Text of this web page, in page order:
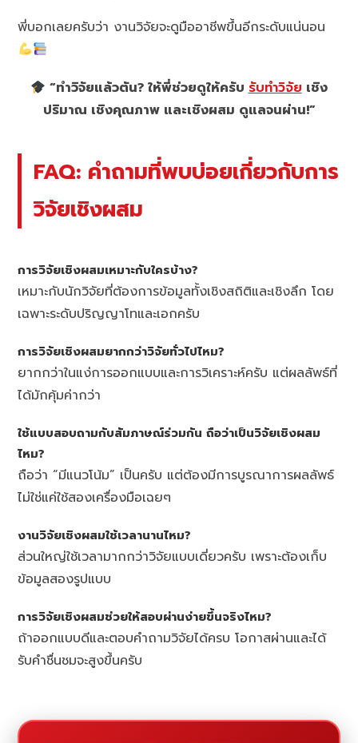
พี่บอกเลยครับว่า งานวิจัยจะดูมืออาชีพขึ้นอีกระดับแน่นอน
“ทำวิจัยแล้วตัน? ให้พี่ช่วยดูให้ครับรับทำวิจัยเชิง
ปริมาณ เชิงคุณภาพ และเชิงผสม ดูแลจนผ่าน!”
FAQ: คำถามที่พบบ่อยเกี่ยวกับการ
วิจัยเชิงผสม
การวิจัยเชิงผสมเหมาะกับใครบ้าง?
เหมาะกับนักวิจัยที่ต้องการข้อมูลทั้งเชิงสถิติและเชิงลึก โดย
เฉพาะระดับปริญญาโทและเอกครับ
การวิจัยเชิงผสมยากกว่าวิจัยทั่วไปไหม?
ยากกว่าในแง่การออกแบบและการวิเคราะห์ครับ แต่ผลลัพธ์ที่
ได้มักคุ้มค่ากว่า
ใช้แบบสอบถามกับสัมภาษณ์ร่วมกัน ถือว่าเป็นวิจัยเชิงผสม
ไหม?
ถือว่า “มีแนวโน้ม” เป็นครับ แต่ต้องมีการบูรณาการผลลัพธ์
ไม่ใช่แค่ใช้สองเครื่องมือเฉยๆ
งานวิจัยเชิงผสมใช้เวลานานไหม?
ส่วนใหญ่ใช้เวลามากกว่าวิจัยแบบเดี่ยวครับ เพราะต้องเก็บ
ข้อมูลสองรูปแบบ
การวิจัยเชิงผสมช่วยให้สอบผ่านง่ายขึ้นจริงไหม?
ถ้าออกแบบดีและตอบคำถามวิจัยได้ครบ โอกาสผ่านและได้
รับคำชื่นชมจะสูงขึ้นครับ